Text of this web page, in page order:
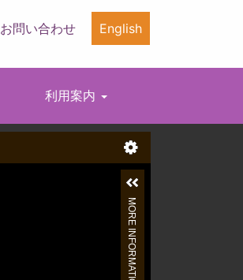
お問い合わせ English
利用案内